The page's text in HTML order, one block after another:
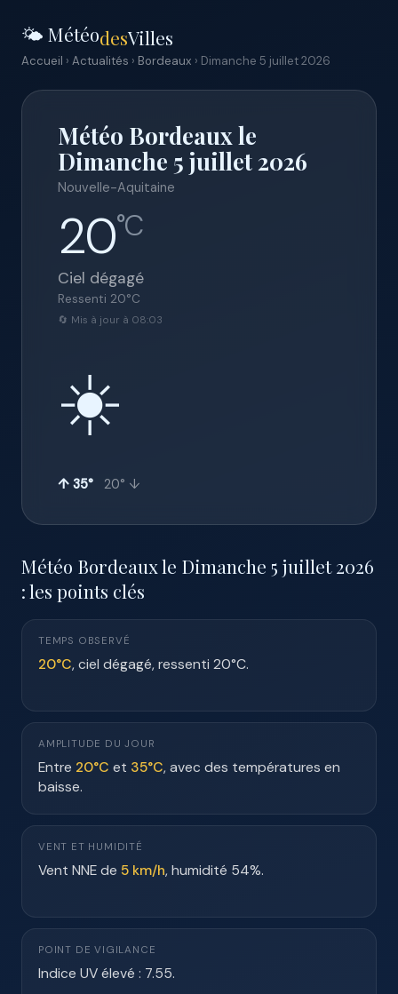
🌤️ MétéodesVilles
Accueil › Actualités › Bordeaux › Dimanche 5 juillet 2026
Météo Bordeaux le
Dimanche 5 juillet 2026
Nouvelle-Aquitaine
20°C
Ciel dégagé
Ressenti 20°C
🔄 Mis à jour à 08:03
☀️
↑ 35° 20° ↓
Météo Bordeaux le Dimanche 5 juillet 2026
: les points clés
TEMPS OBSERVÉ
20°C, ciel dégagé, ressenti 20°C.
AMPLITUDE DU JOUR
Entre 20°C et 35°C, avec des températures en
baisse.
VENT ET HUMIDITÉ
Vent NNE de 5 km/h, humidité 54%.
POINT DE VIGILANCE
Indice UV élevé : 7.55.